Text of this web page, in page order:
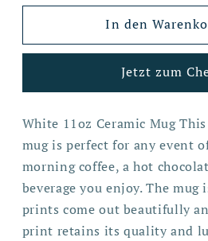
In den
Jetzt zum
White 11oz Ceramic Mug
mug is perfect for any event
morning coffee, a hot
beverage you enjoy. The
prints come out beautifully
print retains its quality and